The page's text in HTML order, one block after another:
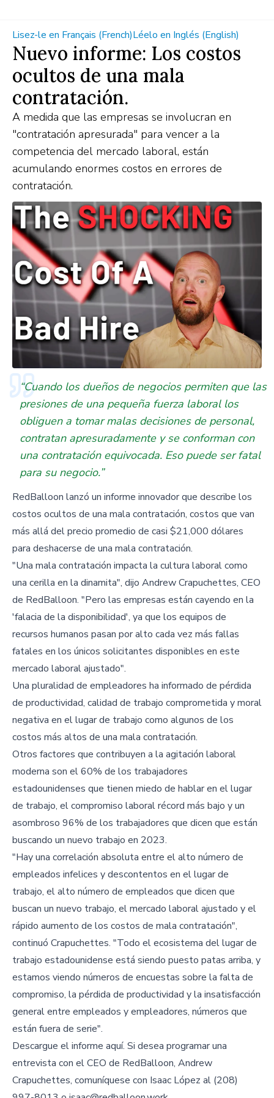
Lisez-le en Français (French)Léelo en Inglés (English)
Nuevo informe: Los costos
ocultos de una mala
contratación.
A medida que las empresas se involucran en
"contratación apresurada" para vencer a la
competencia del mercado laboral, están
acumulando enormes costos en errores de
contratación.
“Cuando los dueños de negocios permiten que las
presiones de una pequeña fuerza laboral los
obliguen a tomar malas decisiones de personal,
contratan apresuradamente y se conforman con
una contratación equivocada. Eso puede ser fatal
para su negocio.”
RedBalloon lanzó un informe innovador que describe los
costos ocultos de una mala contratación, costos que van
más allá del precio promedio de casi $21,000 dólares
para deshacerse de una mala contratación.
"Una mala contratación impacta la cultura laboral como
una cerilla en la dinamita", dijo Andrew Crapuchettes, CEO
de RedBalloon. "Pero las empresas están cayendo en la
'falacia de la disponibilidad', ya que los equipos de
recursos humanos pasan por alto cada vez más fallas
fatales en los únicos solicitantes disponibles en este
mercado laboral ajustado".
Una pluralidad de empleadores ha informado de pérdida
de productividad, calidad de trabajo comprometida y moral
negativa en el lugar de trabajo como algunos de los
costos más altos de una mala contratación.
Otros factores que contribuyen a la agitación laboral
moderna son el 60% de los trabajadores
estadounidenses que tienen miedo de hablar en el lugar
de trabajo, el compromiso laboral récord más bajo y un
asombroso 96% de los trabajadores que dicen que están
buscando un nuevo trabajo en 2023.
"Hay una correlación absoluta entre el alto número de
empleados infelices y descontentos en el lugar de
trabajo, el alto número de empleados que dicen que
buscan un nuevo trabajo, el mercado laboral ajustado y el
rápido aumento de los costos de mala contratación",
continuó Crapuchettes. "Todo el ecosistema del lugar de
trabajo estadounidense está siendo puesto patas arriba, y
estamos viendo números de encuestas sobre la falta de
compromiso, la pérdida de productividad y la insatisfacción
general entre empleados y empleadores, números que
están fuera de serie".
Descargue el informe aquí. Si desea programar una
entrevista con el CEO de RedBalloon, Andrew
Crapuchettes, comuníquese con Isaac López al (208)